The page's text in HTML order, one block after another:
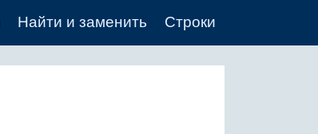
Найти и заменить Строки